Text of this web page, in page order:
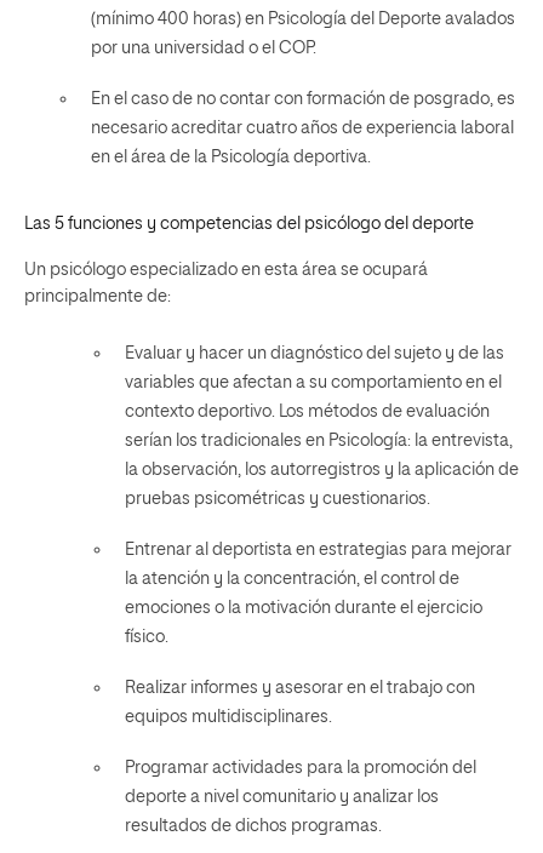
(mínimo 400 horas) en Psicología del Deporte avalados
por una universidad o el COP.
En el caso de no contar con formación de posgrado, es
necesario acreditar cuatro años de experiencia laboral
en el área de la Psicología deportiva.
Las 5 funciones y competencias del psicólogo del deporte
Un psicólogo especializado en esta área se ocupará
principalmente de:
Evaluar y hacer un diagnóstico del sujeto y de las
variables que afectan a su comportamiento en el
contexto deportivo. Los métodos de evaluación
serían los tradicionales en Psicología: la entrevista,
la observación, los autorregistros y la aplicación de
pruebas psicométricas y cuestionarios.
Entrenar al deportista en estrategias para mejorar
la atención y la concentración, el control de
emociones o la motivación durante el ejercicio
físico.
Realizar informes y asesorar en el trabajo con
equipos multidisciplinares.
Programar actividades para la promoción del
deporte a nivel comunitario y analizar los
resultados de dichos programas.